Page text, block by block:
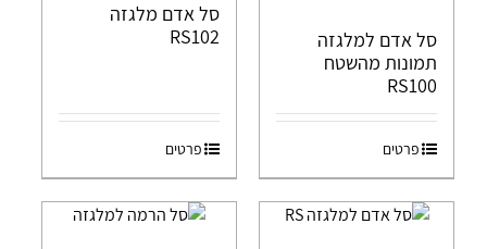
סל אדם למלגזה
תמונות מהשטח
RS100
פרטים
סל אדם מלגזה
RS102
פרטים